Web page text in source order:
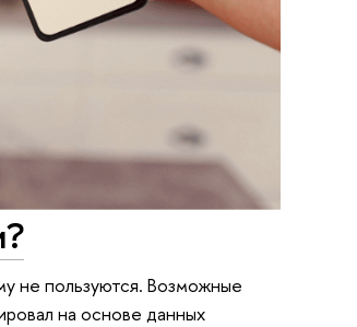
не пользуются. Возможные
на основе данных